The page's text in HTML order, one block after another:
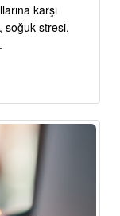
karşı
soğuk stresi,